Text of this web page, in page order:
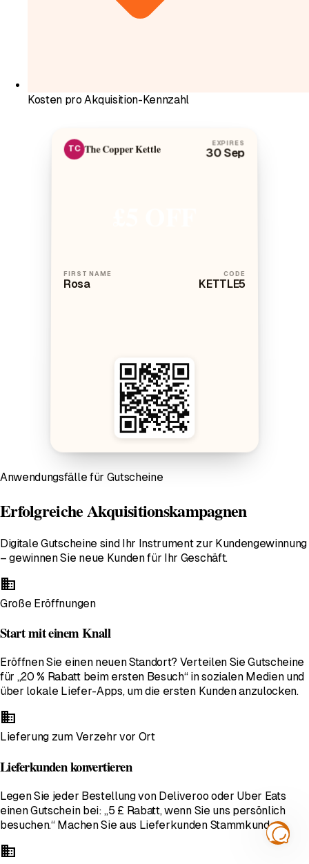
Kosten pro Akquisition-Kennzahl
TC The Copper Kettle EXPIRES
30 Sep
FIRST NAME
Rosa
CODE
KETTLE5
Anwendungsfälle für Gutscheine
Erfolgreiche Akquisitionskampagnen
Digitale Gutscheine sind Ihr Instrument zur Kundengewinnung
– gewinnen Sie neue Kunden für Ihr Geschäft.
business
Große Eröffnungen
Start mit einem Knall
Eröffnen Sie einen neuen Standort? Verteilen Sie Gutscheine
für „20 % Rabatt beim ersten Besuch“ in sozialen Medien und
über lokale Liefer-Apps, um die ersten Kunden anzulocken.
business
Lieferung zum Verzehr vor Ort
Lieferkunden konvertieren
Legen Sie jeder Bestellung von Deliveroo oder Uber Eats
einen Gutschein bei: „5 £ Rabatt, wenn Sie uns persönlich
besuchen.“ Machen Sie aus Lieferkunden Stammkunden.
business